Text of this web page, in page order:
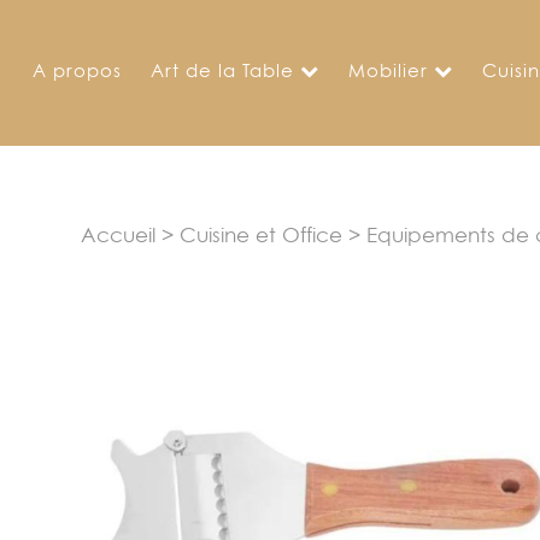
contentA propos Art de la Table Mobilier
Accueil > Cuisine et Office > Equipements de